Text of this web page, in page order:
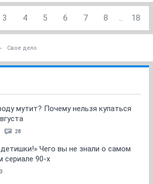
3 4 5 6 7 8 ... 18
Свое дело
мутит? Почему нельзя купаться
28
Чего вы не знали о самом
сериале 90-х
3